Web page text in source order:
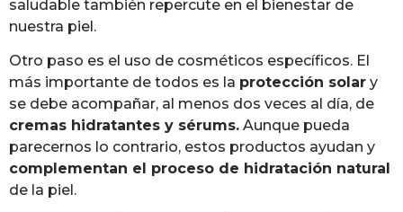
saludable también repercute en el bienestar de
nuestra piel.
Otro paso es el uso de cosméticos específicos. El
más importante de todos es la protección solar y
se debe acompañar, al menos dos veces al día, de
cremas hidratantes y sérums. Aunque pueda
parecernos lo contrario, estos productos ayudan y
complementan el proceso de hidratación natural
de la piel.